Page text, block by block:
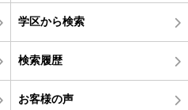
学区から検索
検索履歴
お客様の声